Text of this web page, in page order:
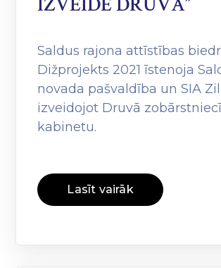
Saldus rajona attīstības
Dižprojekts 2021 īstenoja
novada pašvaldība un SIA
izveidojot Druvā
kabinetu.
Lasīt vairāk